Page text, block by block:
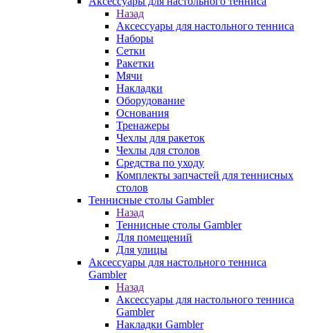
Назад
Аксессуары для настольного тенниса
Наборы
Сетки
Ракетки
Мячи
Накладки
Оборудование
Основания
Тренажеры
Чехлы для ракеток
Чехлы для столов
Средства по уходу
Комплекты запчастей для теннисных
столов
Теннисные столы Gambler
Назад
Теннисные столы Gambler
Для помещений
Для улицы
Аксессуары для настольного тенниса
Gambler
Назад
Аксессуары для настольного тенниса
Gambler
Накладки Gambler